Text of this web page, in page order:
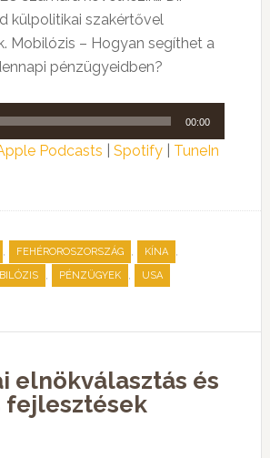
külpolitikai szakértővel
Mobilózis – Hogyan segíthet a
pénzügyeidben?
00:00
Podcasts Spotify| TuneIn
, FEHÉROROSZORSZÁG , KÍNA ,
, PÉNZÜGYEK , USA
elnökválasztás és
fejlesztések